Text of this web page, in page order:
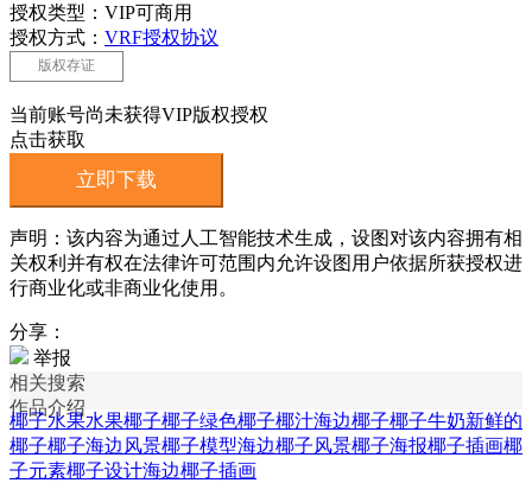
授权类型：VIP可商用
授权方式： VRF授权协议
版权存证
当前账号尚未获得VIP版权授权
点击获取
立即下载
声明：该内容为通过人工智能技术生成，设图对该内容拥有相
关权利并有权在法律许可范围内允许设图用户依据所获授权进
行商业化或非商业化使用。
分享：
举报
相关搜索
作品介绍
椰子水果水果椰子椰子绿色椰子椰汁海边椰子椰子牛奶新鲜的
椰子椰子海边风景椰子模型海边椰子风景椰子海报椰子插画椰
子元素椰子设计海边椰子插画